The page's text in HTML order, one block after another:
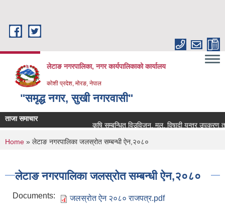
लेटाङ नगरपालिका, नगर कार्यपालिकाको कार्यालय
कोशी प्रदेश, मोरङ, नेपाल
"समृद्ध नगर, सुखी नगरवासी"
ताजा समाचार
कृषि सम्बन्धित विउविजन, मल, विषादी यन्त्र उपकरण तथा
You are here
Home » लेटाङ नगरपालिका जलस्रोत सम्बन्धी ऐन,२०८०
लेटाङ नगरपालिका जलस्रोत सम्बन्धी ऐन,२०८०
Documents: जलस्रोत ऐन २०८० राजपत्र.pdf